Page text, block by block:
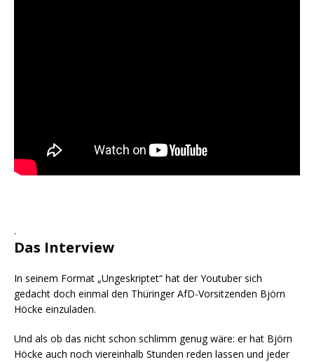
.
Das Interview
In seinem Format „Ungeskriptet“ hat der Youtuber sich
gedacht doch einmal den Thüringer AfD-Vorsitzenden Björn
Höcke einzuladen.
Und als ob das nicht schon schlimm genug wäre: er hat Björn
Höcke auch noch viereinhalb Stunden reden lassen und jeder